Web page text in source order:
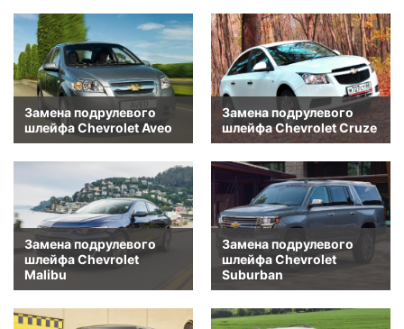
Замена подрулевого
шлейфа Chevrolet Aveo
Замена подрулевого
шлейфа Chevrolet Cruze
Замена подрулевого
шлейфа Chevrolet
Malibu
Замена подрулевого
шлейфа Chevrolet
Suburban